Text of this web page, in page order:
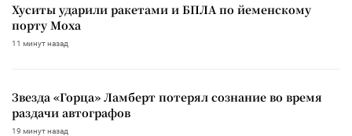
Хуситы ударили ракетами и БПЛА по йеменскому
порту Моха
11 минут назад
Звезда «Горца» Ламберт потерял сознание во время
раздачи автографов
19 минут назад